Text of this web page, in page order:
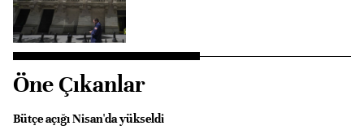
Öne Çıkanlar
Bütçe açığı Nisan'da yükseldi